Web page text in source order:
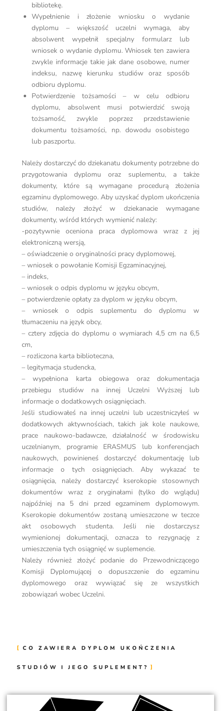
bibliotekę.
Wypełnienie i złożenie wniosku o wydanie
dyplomu – większość uczelni wymaga, aby
absolwent wypełnił specjalny formularz lub
wniosek o wydanie dyplomu. Wniosek ten zawiera
zwykle informacje takie jak dane osobowe, numer
indeksu, nazwę kierunku studiów oraz sposób
odbioru dyplomu.
Potwierdzenie tożsamości – w celu odbioru
dyplomu, absolwent musi potwierdzić swoją
tożsamość, zwykle poprzez przedstawienie
dokumentu tożsamości, np. dowodu osobistego
lub paszportu.
Należy dostarczyć do dziekanatu dokumenty potrzebne do
przygotowania dyplomu oraz suplementu, a także
dokumenty, które są wymagane procedurą złożenia
egzaminu dyplomowego. Aby uzyskać dyplom ukończenia
studiów, należy złożyć w dziekanacie wymagane
dokumenty, wśród których wymienić należy:
-pozytywnie oceniona praca dyplomowa wraz z jej
elektroniczną wersją,
– oświadczenie o oryginalności pracy dyplomowej,
– wniosek o powołanie Komisji Egzaminacyjnej,
– indeks,
– wniosek o odpis dyplomu w języku obcym,
– potwierdzenie opłaty za dyplom w języku obcym,
– wniosek o odpis suplementu do dyplomu w
tłumaczeniu na język obcy,
– cztery zdjęcia do dyplomu o wymiarach 4,5 cm na 6,5
cm,
– rozliczona karta biblioteczna,
– legitymacja studencka,
– wypełniona karta obiegowa oraz dokumentacja
przebiegu studiów na innej Uczelni Wyższej lub
informacje o dodatkowych osiągnięciach.
Jeśli studiowałeś na innej uczelni lub uczestniczyłeś w
dodatkowych aktywnościach, takich jak kole naukowe,
prace naukowo-badawcze, działalność w środowisku
uczelnianym, programie ERASMUS lub konferencjach
naukowych, powinieneś dostarczyć dokumentację lub
informacje o tych osiągnięciach. Aby wykazać te
osiągnięcia, należy dostarczyć kserokopie stosownych
dokumentów wraz z oryginałami (tylko do wglądu)
najpóźniej na 5 dni przed egzaminem dyplomowym.
Kserokopie dokumentów zostaną umieszczone w teczce
akt osobowych studenta. Jeśli nie dostarczysz
wymienionej dokumentacji, oznacza to rezygnację z
umieszczenia tych osiągnięć w suplemencie.
Należy również złożyć podanie do Przewodniczącego
Komisji Dyplomującej o dopuszczenie do egzaminu
dyplomowego oraz wywiązać się ze wszystkich
zobowiązań wobec Uczelni.
CO ZAWIERA DYPLOM UKOŃCZENIA
STUDIÓW I JEGO SUPLEMENT?